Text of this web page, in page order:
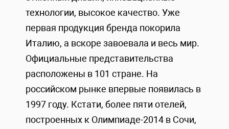
технологии, высокое качество. Уже
первая продукция бренда покорила
Италию, а вскоре завоевала и весь мир.
Официальные представительства
расположены в 101 стране. На
российском рынке впервые появилась в
1997 году. Кстати, более пяти отелей,
построенных к Олимпиаде-2014 в Сочи,